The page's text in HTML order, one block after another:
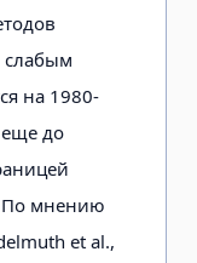
слабым
на 1980-
еще до
По мнению
et al.,